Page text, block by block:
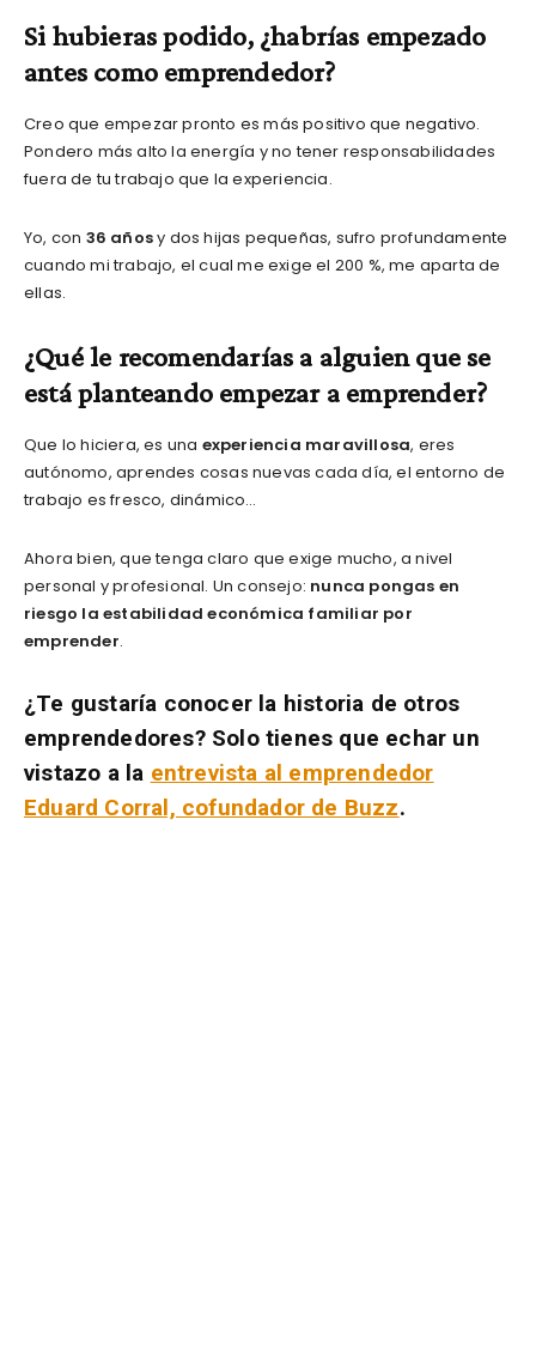
Si hubieras podido, ¿habrías empezado
antes como emprendedor?
Creo que empezar pronto es más positivo que negativo.
Pondero más alto la energía y no tener responsabilidades
fuera de tu trabajo que la experiencia.
Yo, con 36 añosy dos hijas pequeñas, sufro profundamente
cuando mi trabajo, el cual me exige el 200 %, me aparta de
ellas.
¿Qué le recomendarías a alguien que se
está planteando empezar a emprender?
Que lo hiciera, es una experiencia maravillosa, eres
autónomo, aprendes cosas nuevas cada día, el entorno de
trabajo es fresco, dinámico…
Ahora bien, que tenga claro que exige mucho, a nivel
personal y profesional. Un consejo: nunca pongas en
riesgo la estabilidad económica familiar por
emprender.
¿Te gustaría conocer la historia de otros
emprendedores? Solo tienes que echar un
vistazo a la entrevista al emprendedor
Eduard Corral, cofundador de Buzz.